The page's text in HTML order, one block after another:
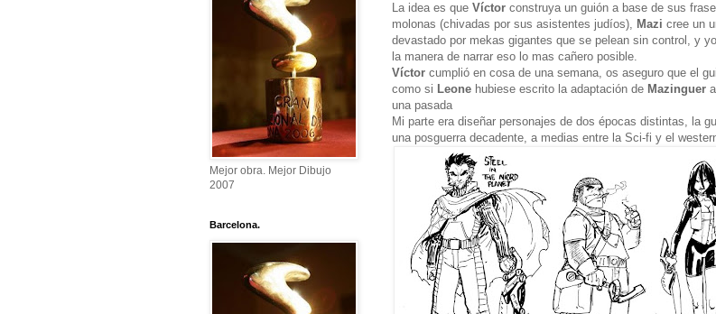
La idea es que Víctor construya un guión a base de sus
molonas (chivadas por sus asistentes judíos), Mazi cree un
devastado por mekas gigantes que se pelean sin control, y
la manera de narrar eso lo mas cañero posible.
Víctor cumplió en cosa de una semana, os aseguro que el
como si Leone hubiese escrito la adaptación de Mazinguer
una pasada
Mi parte era diseñar personajes de dos épocas distintas, la
una posguerra decadente, a medias entre la Sci-fi y el
Mejor obra. Mejor Dibujo
2007
Barcelona.